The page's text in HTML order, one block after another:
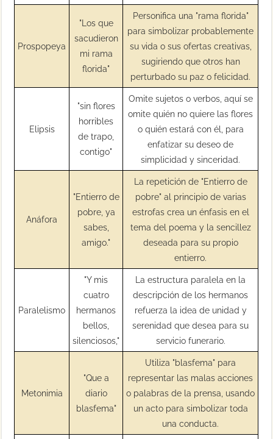
Prospopeya
"Los que
sacudieron
mi rama
florida"
Personifica una "rama florida"
para simbolizar probablemente
su vida o sus ofertas creativas,
sugiriendo que otros han
perturbado su paz o felicidad.
Elipsis
"sin flores
horribles
de trapo,
contigo"
Omite sujetos o verbos, aquí se
omite quién no quiere las flores
o quién estará con él, para
enfatizar su deseo de
simplicidad y sinceridad.
Anáfora
"Entierro de
pobre, ya
sabes,
amigo."
La repetición de "Entierro de
pobre" al principio de varias
estrofas crea un énfasis en el
tema del poema y la sencillez
deseada para su propio
entierro.
Paralelismo
"Y mis
cuatro
hermanos
bellos,
silenciosos,"
La estructura paralela en la
descripción de los hermanos
refuerza la idea de unidad y
serenidad que desea para su
servicio funerario.
Metonimia
"Que a
diario
blasfema"
Utiliza "blasfema" para
representar las malas acciones
o palabras de la prensa, usando
un acto para simbolizar toda
una conducta.